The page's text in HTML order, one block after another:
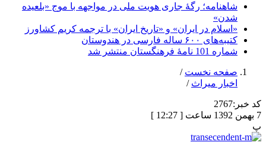
شاهنامه؛ رگۀ جاری هویت ملی در مواجهه با موج «بلعیده
شدن»
«اسلام در ایران» و «تاریخ ایران» با ترجمه کریم کشاورز
کتیبه‌های ۶۰۰ ساله فارسی در هندوستان
شماره 101 نامۀ فرهنگستان منتشر شد
صفحه نخست /
اخبار میراث /
کد خبر:2767
7 بهمن 1392 ساعت [ 12:27 ]
پ